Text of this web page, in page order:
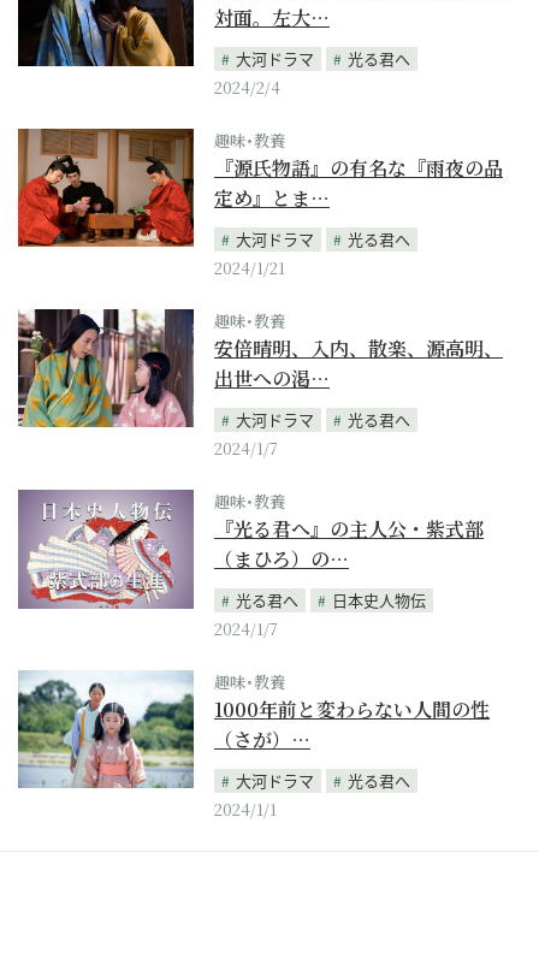
対面。左大…
大河ドラマ
光る君へ
2024/2/4
趣味･教養
『源氏物語』の有名な『雨夜の品
定め』とま…
大河ドラマ
光る君へ
2024/1/21
趣味･教養
安倍晴明、入内、散楽、源高明、
出世への渇…
大河ドラマ
光る君へ
2024/1/7
趣味･教養
『光る君へ』の主人公・紫式部
（まひろ）の…
光る君へ
日本史人物伝
2024/1/7
趣味･教養
1000年前と変わらない人間の性
（さが）…
大河ドラマ
光る君へ
2024/1/1